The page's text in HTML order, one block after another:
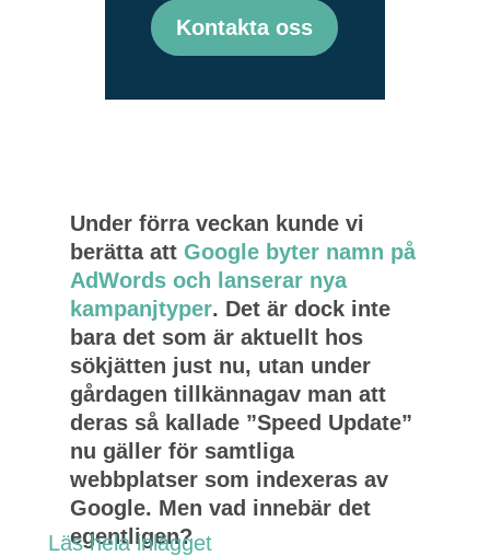
Kontakta oss
Under förra veckan kunde vi
berätta att Google byter namn på
AdWords och lanserar nya
kampanjtyper. Det är dock inte
bara det som är aktuellt hos
sökjätten just nu, utan under
gårdagen tillkännagav man att
deras så kallade ”Speed Update”
nu gäller för samtliga
webbplatser som indexeras av
Google. Men vad innebär det
egentligen?
Läs hela inlägget